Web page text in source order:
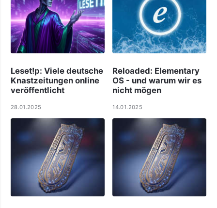
Leset!p: Viele deut­sche
Knast­zei­tungen online
ver­öf­f­ent­licht
28.01.2025
Reloaded: Elementary
OS - und warum wir es
nicht mögen
14.01.2025